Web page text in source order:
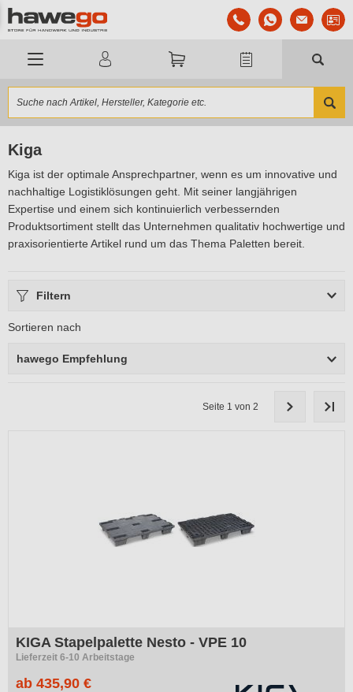
Kiga
Kiga ist der optimale Ansprechpartner, wenn es um innovative und
nachhaltige Logistiklösungen geht. Mit seiner langjährigen
Expertise und einem sich kontinuierlich verbessernden
Produktsortiment stellt das Unternehmen qualitativ hochwertige und
praxisorientierte Artikel rund um das Thema Paletten bereit.
Filtern
Sortieren nach
hawego Empfehlung
Seite 1 von 2
KIGA Stapelpalette Nesto - VPE 10
Lieferzeit 6-10 Arbeitstage
ab 435,90 €